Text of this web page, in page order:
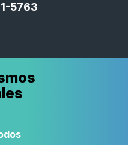
5763